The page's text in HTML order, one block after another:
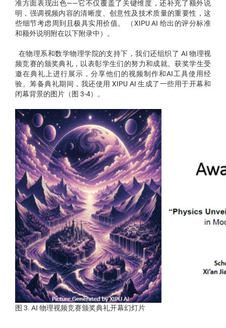
准方面表现出色——它不仅覆盖了关键维度，还补充了额外说
明，强调视频内容的清晰度、创意性及技术质量的重要性，这
些细节考虑周到且极具实用价值。 （XIPU AI 给出的评分标准
和额外说明附在以下附录中）。
在物理系和数学物理学院的支持下，我们还组织了 AI 物理视
频竞赛的颁奖典礼，以表彰学生们的努力和成就。获奖学生受
邀在典礼上进行展示，分享他们的视频制作和AI工具使用经
验。筹备典礼期间，我还使用 XIPU AI 生成了一些用于开幕和
闭幕背景的图片（图 3-4）。
图 3. AI 物理视频竞赛颁奖典礼开幕幻灯片